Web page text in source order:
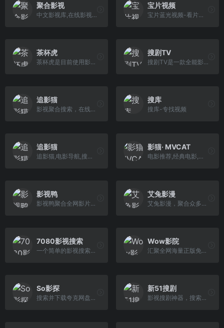
聚合影视
中文影视库,在线影视搜索系统,，聚合影视搜索引擎，就在juheyingshi.com
宝片视频
宝片蓝光视频-看片自由
茶杯虎
茶杯虎是目前使用影视搜索第二代引擎，通过电影名、演员、导演、电视剧、动漫等关键词进行搜索，直达电影资源站，与茶杯狐,51搜剧,电影淘淘,电影狗等 搜索不同的是增加了影视评论以及剧情详细介绍，未来会增加影视分集剧情，让电影搜索类更高效、更便捷、更精准！
搜剧TV
搜剧TV是一款全能影视搜索引擎,为网友提供免费在线影视播放,给您全新的“悦享品质”在线观看体验。
追影猫
影视聚合搜索，在线随心看！追影猫最新地址发布页（zhuiyingmao.vip），汇集全球最全电影、电视剧、综艺、动漫、纪录片等影视资源站点！
搜库
搜库-专找视频
追影猫
追影猫,电影导航,搜电影,聚合影视搜索,电影搜索,电影下载,在线观看,在线影视,蓝光电影,影视搜索,无广告影视
影猫· MVCAT
电影推荐,经典电影,好看电影,好电影,必看电影,电影网,影猫,影音猫
影视鸭
影视鸭聚合全网影片，影视鸭每天搜集互联网最新电影和电视剧，为广大用户免费提供无广告在线观看电影和电视剧服务，及时收录最新、最热、最全的电影大片,高清正版免费看。
艾兔影漫
艾兔影漫，聚合众多站点资源...
7080影视搜索
一个简单的影视搜索-7080影视搜索
Wow影院
汇聚全网海量正版免费电影资源,提供免费高清的热门电影观看体验。随时随地在线观看2024最新院线大片、豆瓣高分影片和热门电影排行榜,轻松找到你喜欢的免费电影,一站
So影探
搜索并下载夸克网盘资源，提供1080P/4K高清版本，每日更新最新电影、电视剧、动漫、短剧、综艺资源，支持网盘链接直达下载。
新51搜剧
影视搜剧神器，搜索即可看！